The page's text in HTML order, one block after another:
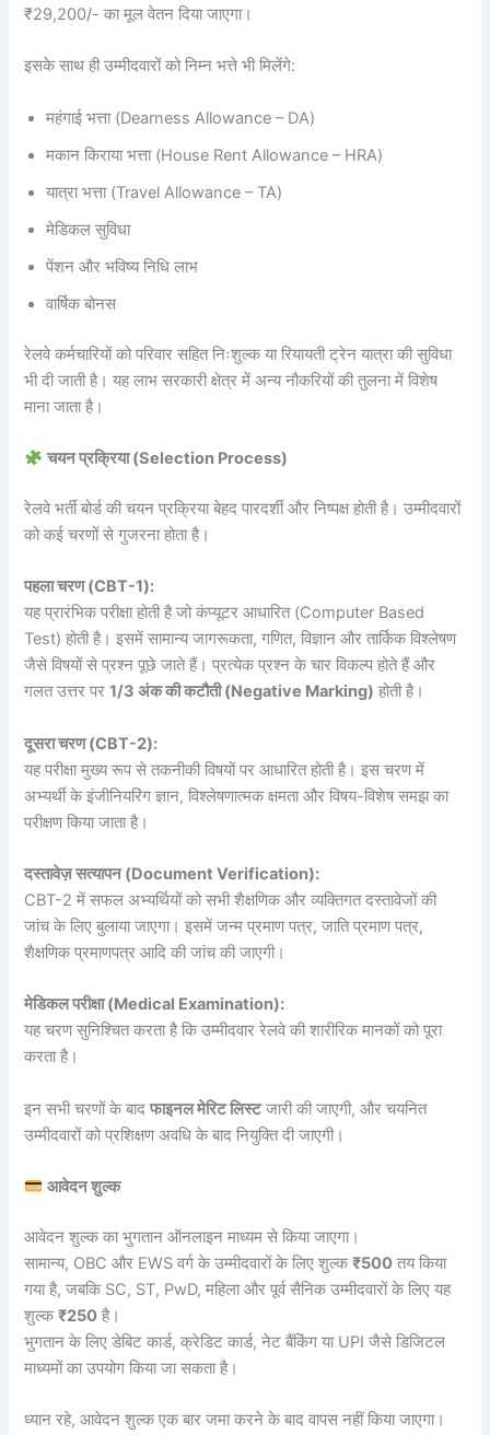
₹29,200/- का मूल वेतन दिया जाएगा।
इसके साथ ही उम्मीदवारों को निम्न भत्ते भी मिलेंगे:
महंगाई भत्ता (Dearness Allowance – DA)
मकान किराया भत्ता (House Rent Allowance – HRA)
यात्रा भत्ता (Travel Allowance – TA)
मेडिकल सुविधा
पेंशन और भविष्य निधि लाभ
वार्षिक बोनस
रेलवे कर्मचारियों को परिवार सहित निःशुल्क या रियायती ट्रेन यात्रा की सुविधा
भी दी जाती है। यह लाभ सरकारी क्षेत्र में अन्य नौकरियों की तुलना में विशेष
माना जाता है।
चयन प्रक्रिया (Selection Process)
रेलवे भर्ती बोर्ड की चयन प्रक्रिया बेहद पारदर्शी और निष्पक्ष होती है। उम्मीदवारों
को कई चरणों से गुजरना होता है।
पहला चरण (CBT-1):
यह प्रारंभिक परीक्षा होती है जो कंप्यूटर आधारित (Computer Based
Test) होती है। इसमें सामान्य जागरूकता, गणित, विज्ञान और तार्किक विश्लेषण
जैसे विषयों से प्रश्न पूछे जाते हैं। प्रत्येक प्रश्न के चार विकल्प होते हैं और
गलत उत्तर पर1/3 अंक की कटौती (Negative Marking) होती है।
दूसरा चरण (CBT-2):
यह परीक्षा मुख्य रूप से तकनीकी विषयों पर आधारित होती है। इस चरण में
अभ्यर्थी के इंजीनियरिंग ज्ञान, विश्लेषणात्मक क्षमता और विषय-विशेष समझ का
परीक्षण किया जाता है।
दस्तावेज़ सत्यापन (Document Verification):
CBT-2 में सफल अभ्यर्थियों को सभी शैक्षणिक और व्यक्तिगत दस्तावेजों की
जांच के लिए बुलाया जाएगा। इसमें जन्म प्रमाण पत्र, जाति प्रमाण पत्र,
शैक्षणिक प्रमाणपत्र आदि की जांच की जाएगी।
मेडिकल परीक्षा (Medical Examination):
यह चरण सुनिश्चित करता है कि उम्मीदवार रेलवे की शारीरिक मानकों को पूरा
करता है।
इन सभी चरणों के बादफाइनल मेरिट लिस्टजारी की जाएगी, और चयनित
उम्मीदवारों को प्रशिक्षण अवधि के बाद नियुक्ति दी जाएगी।
आवेदन शुल्क
आवेदन शुल्क का भुगतान ऑनलाइन माध्यम से किया जाएगा।
सामान्य, OBC और EWS वर्ग के उम्मीदवारों के लिए शुल्क₹500 तय किया
गया है, जबकि SC, ST, PwD, महिला और पूर्व सैनिक उम्मीदवारों के लिए यह
शुल्क₹250 है।
भुगतान के लिए डेबिट कार्ड, क्रेडिट कार्ड, नेट बैंकिंग या UPI जैसे डिजिटल
माध्यमों का उपयोग किया जा सकता है।
ध्यान रहे, आवेदन शुल्क एक बार जमा करने के बाद वापस नहीं किया जाएगा।